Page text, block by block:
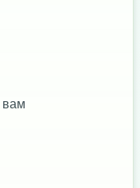
вам